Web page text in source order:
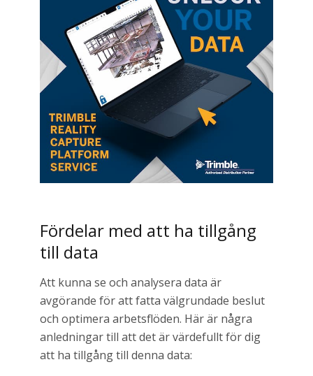
Fördelar med att ha tillgång
till data
Att kunna se och analysera data är
avgörande för att fatta välgrundade beslut
och optimera arbetsflöden. Här är några
anledningar till att det är värdefullt för dig
att ha tillgång till denna data: